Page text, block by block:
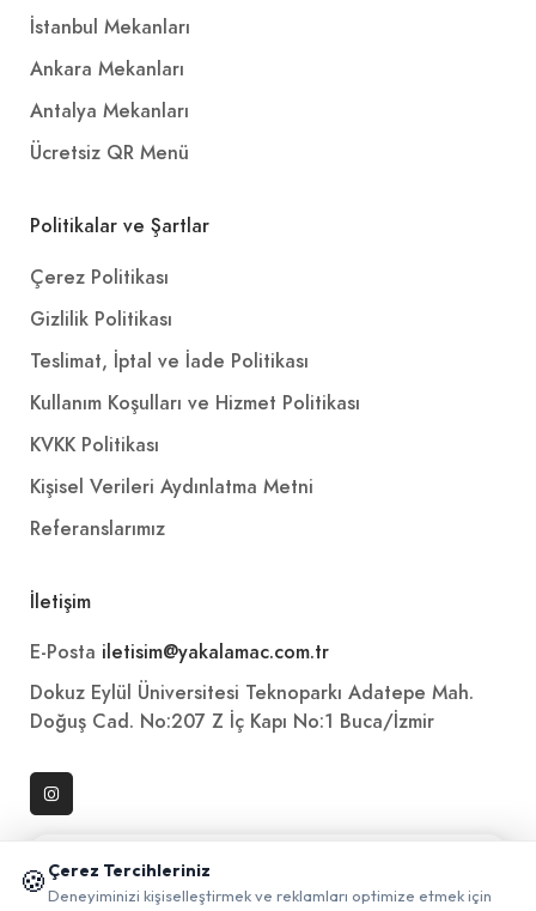
İstanbul Mekanları
Ankara Mekanları
Antalya Mekanları
Ücretsiz QR Menü
Politikalar ve Şartlar
Çerez Politikası
Gizlilik Politikası
Teslimat, İptal ve İade Politikası
Kullanım Koşulları ve Hizmet Politikası
KVKK Politikası
Kişisel Verileri Aydınlatma Metni
Referanslarımız
İletişim
E-Posta iletisim@yakalamac.com.tr
Dokuz Eylül Üniversitesi Teknoparkı Adatepe Mah.
Doğuş Cad. No:207 Z İç Kapı No:1 Buca/İzmir
🍪 Çerez Tercihleriniz
Deneyiminizi kişiselleştirmek ve reklamları optimize etmek için
📱 Mobil uygulamamızı keşfedin!
✖